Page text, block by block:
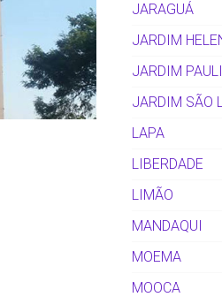
JARAGUÁ
JARDIM
JARDIM
JARDIM SÃO
LAPA
LIBERDADE
LIMÃO
MANDAQUI
MOEMA
MOOCA